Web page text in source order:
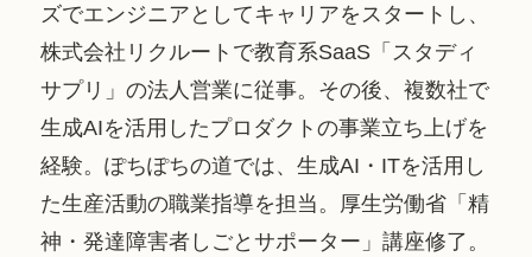
ズでエンジニアとしてキャリアをスタートし、
株式会社リクルートで教育系SaaS「スタディ
サプリ」の法人営業に従事。その後、複数社で
生成AIを活用したプロダクトの事業立ち上げを
経験。ぽちぽちの道では、生成AI・ITを活用し
た生産活動の職業指導を担当。厚生労働省「精
神・発達障害者しごとサポーター」講座修了。